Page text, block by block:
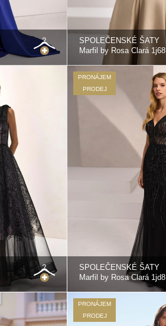
SPOLEČENSKÉ ŠATY
Marfil by Rosa Clará 1j68
PRONÁJEM
PRODEJ
SPOLEČENSKÉ ŠATY
Marfil by Rosa Clará 1jd8
PRONÁJEM
PRODEJ